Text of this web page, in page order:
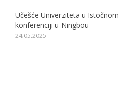
Učešće Univerziteta u Istočnom
konferenciji u Ningbou
24.05.2025